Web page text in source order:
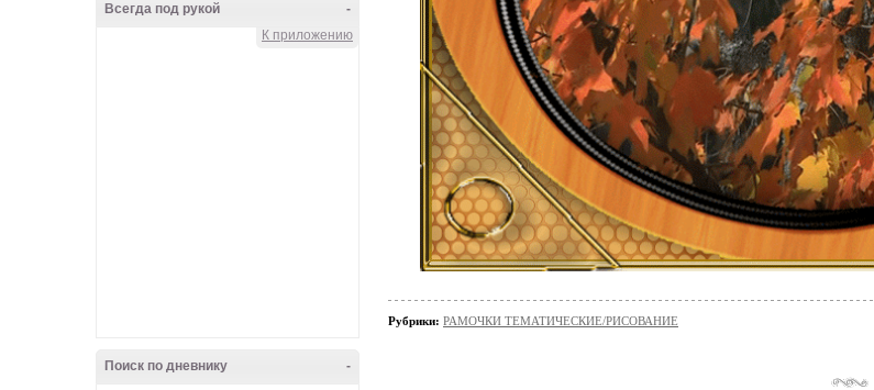
-
Всегда под рукой
К приложению
-
Поиск по дневнику
Рубрики: РАМОЧКИ ТЕМАТИЧЕСКИЕ/РИСОВАНИЕ